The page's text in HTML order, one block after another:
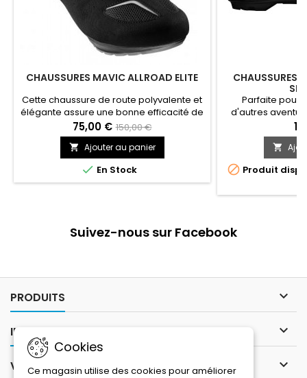
CHAUSSURES MAVIC ALLROAD ELITE
Cette chaussure de route polyvalente et
élégante assure une bonne efficacité de
pédalage et facilite la marche — en ville,
sur les chemins de campagne et partout
ailleurs.
75,00 € 150,00 €
 Ajouter au panier
 En Stock
CHAUSSURES
Parfaite pour
d'autres
temps hors du
combine la
avec les
avec la qualité et

 Produit
Suivez-nous sur Facebook
PRODUITS 
INFORMATIONS 
VOTRE COMPTE 
Cookies
Ce magasin utilise des cookies pour améliorer